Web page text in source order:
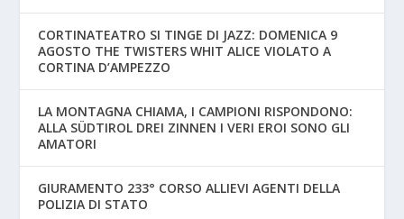
CORTINATEATRO SI TINGE DI JAZZ: DOMENICA 9
AGOSTO THE TWISTERS WHIT ALICE VIOLATO A
CORTINA D’AMPEZZO
LA MONTAGNA CHIAMA, I CAMPIONI RISPONDONO:
ALLA SÜDTIROL DREI ZINNEN I VERI EROI SONO GLI
AMATORI
GIURAMENTO 233° CORSO ALLIEVI AGENTI DELLA
POLIZIA DI STATO